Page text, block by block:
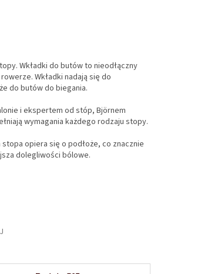
Wkładki do butów to nieodłączny
Wkładki nadają się do
do butów do biegania.
i ekspertem od stóp, Björnem
wymagania każdego rodzaju stopy.
opiera się o podłoże, co znacznie
dolegliwości bólowe.